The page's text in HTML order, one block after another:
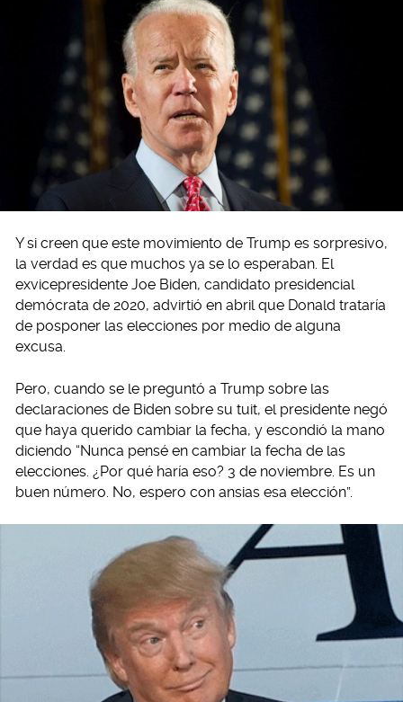
Y si creen que este movimiento de Trump es sorpresivo,
la verdad es que muchos ya se lo esperaban. El
exvicepresidente Joe Biden, candidato presidencial
demócrata de 2020, advirtió en abril que Donald trataría
de posponer las elecciones por medio de alguna
excusa.
Pero, cuando se le preguntó a Trump sobre las
declaraciones de Biden sobre su tuit, el presidente negó
que haya querido cambiar la fecha, y escondió la mano
diciendo “Nunca pensé en cambiar la fecha de las
elecciones. ¿Por qué haría eso? 3 de noviembre. Es un
buen número. No, espero con ansias esa elección”.